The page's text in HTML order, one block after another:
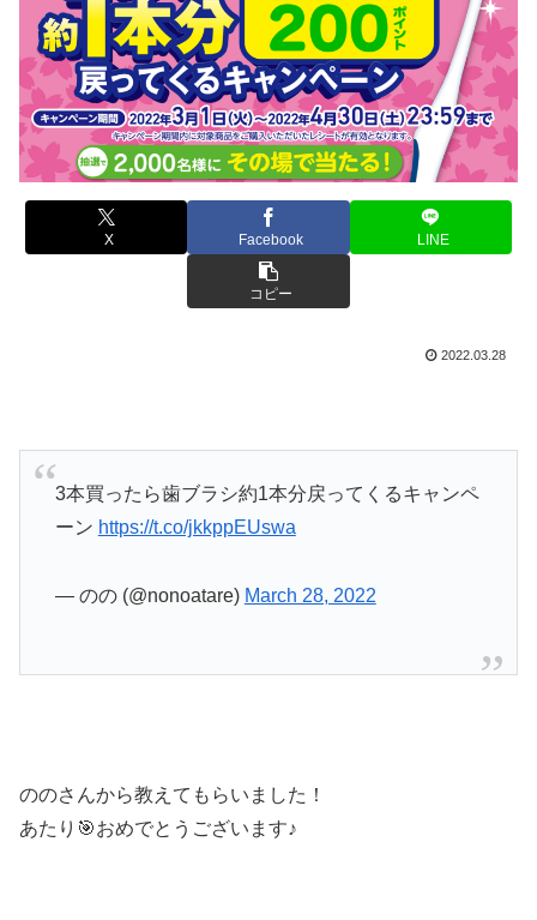
X Facebook LINE
コピー
2022.03.28
3本買ったら歯ブラシ約1本分戻ってくるキャンペ
ーン https://t.co/jkkppEUswa
— のの (@nonoatare) March 28, 2022
ののさんから教えてもらいました！
あたり🎯おめでとうございます♪